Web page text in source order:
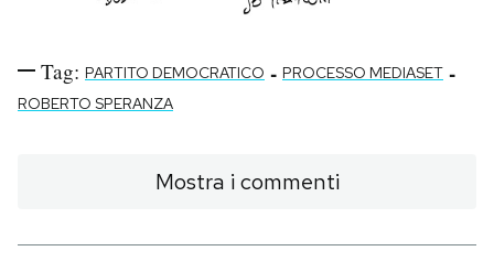
Newsletter
Regala il Post
Hai bisogno di aiuto?
Tag: PARTITO DEMOCRATICO - PROCESSO MEDIASET -
ROBERTO SPERANZA
Mostra i commenti